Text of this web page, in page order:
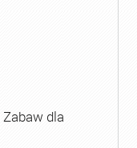
dla